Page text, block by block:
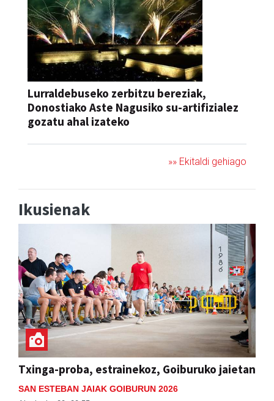
Lurraldebuseko zerbitzu bereziak,
Donostiako Aste Nagusiko su-artifizialez
gozatu ahal izateko
»» Ekitaldi gehiago
Ikusienak
Txinga-proba, estrainekoz, Goiburuko jaietan
SAN ESTEBAN JAIAK GOIBURUN 2026